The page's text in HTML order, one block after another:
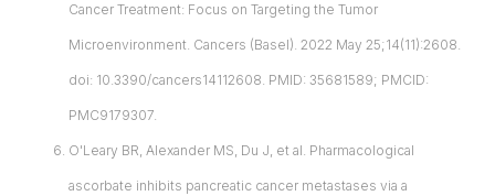
Cancer Treatment: Focus on Targeting the Tumor
Microenvironment. Cancers (Basel). 2022 May 25;14(11):2608.
doi: 10.3390/cancers14112608. PMID: 35681589; PMCID:
PMC9179307.
O'Leary BR, Alexander MS, Du J, et al. Pharmacological
ascorbate inhibits pancreatic cancer metastases via a